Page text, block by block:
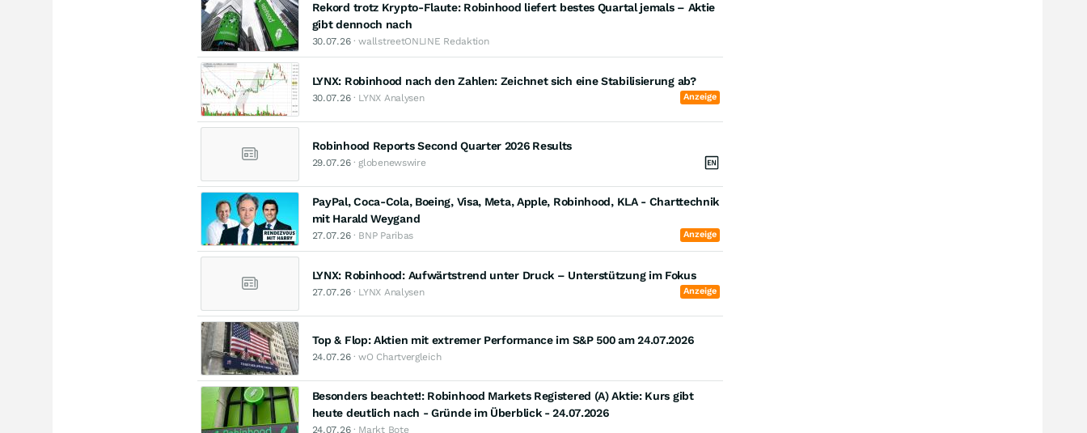
Rekord trotz Krypto-Flaute: Robinhood liefert bestes Quartal jemals – Aktie
gibt dennoch nach
30.07.26· wallstreetONLINE Redaktion
LYNX: Robinhood nach den Zahlen: Zeichnet sich eine Stabilisierung ab?
30.07.26· LYNX Analysen Anzeige
Robinhood Reports Second Quarter 2026 Results
29.07.26· globenewswire
PayPal, Coca-Cola, Boeing, Visa, Meta, Apple, Robinhood, KLA - Charttechnik
mit Harald Weygand
27.07.26· BNP Paribas Anzeige
LYNX: Robinhood: Aufwärtstrend unter Druck – Unterstützung im Fokus
27.07.26· LYNX Analysen Anzeige
Top & Flop: Aktien mit extremer Performance im S&P 500 am 24.07.2026
24.07.26· wO Chartvergleich
Besonders beachtet!: Robinhood Markets Registered (A) Aktie: Kurs gibt
heute deutlich nach - Gründe im Überblick - 24.07.2026
24.07.26· Markt Bote